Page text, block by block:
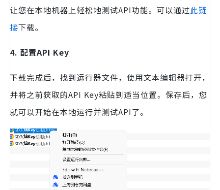
让您在本地机器上轻松地测试API功能。可以通过此链
接下载。
4. 配置API Key
下载完成后，找到运行器文件，使用文本编辑器打开，
并将之前获取的API Key粘贴到适当位置。保存后，您
就可以开始在本地运行并测试API了。